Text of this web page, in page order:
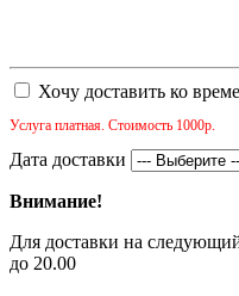
Хочу доставить ко
Услуга платная. Стоимость 1000р.
Дата доставки
Внимание!
Для доставки на
до 20.00